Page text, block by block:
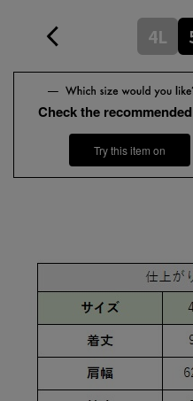
4L
Check the
Try this item on